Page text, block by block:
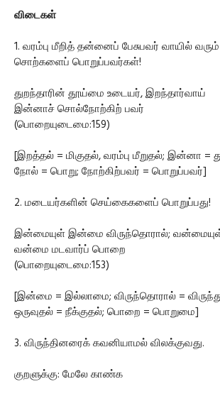
விடைகள்
1. வரம்பு மீறித் தன்னைப் பேசுபவர் வாயில்
சொற்களைப் பொறுப்பவர்கள்!
துறந்தாரின் தூய்மை உடையர், இறந்தார்வாய்
இன்னாச் சொல்நோற்கிற் பவர்
(பொறையுடைமை:159)
[இறத்தல் = மிகுதல், வரம்பு மீறுதல்; இன்னா =
நோல் = பொறு; நோற்கிற்பவர் = பொறுப்பவர்]
2. மடையர்களின் செய்கைகளைப் பொறுப்பது!
இன்மையுள் இன்மை விருந்தொரால்;
வன்மை மடவார்ப் பொறை
(பொறையுடைமை:153)
[இன்மை = இல்லாமை; விருந்தொரால் =
ஒருவுதல் = நீக்குதல்; பொறை = பொறுமை]
3. விருந்தினரைக் கவனியாமல் விலக்குவது.
குறளுக்கு: மேலே காண்க